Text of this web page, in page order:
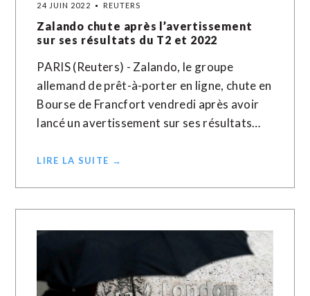
24 JUIN 2022 REUTERS
Zalando chute après l’avertissement
sur ses résultats du T2 et 2022
PARIS (Reuters) - Zalando, le groupe
allemand de prêt-à-porter en ligne, chute en
Bourse de Francfort vendredi après avoir
lancé un avertissement sur ses résultats…
LIRE LA SUITE →